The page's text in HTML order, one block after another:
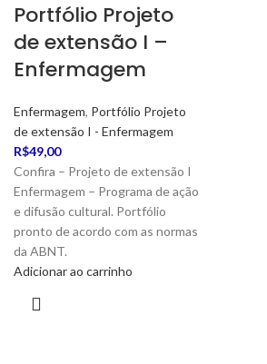
Portfólio Projeto
de extensão I –
Enfermagem
Enfermagem, Portfólio Projeto
de extensão I - Enfermagem
R$49,00
Confira – Projeto de extensão I
Enfermagem – Programa de ação
e difusão cultural. Portfólio
pronto de acordo com as normas
da ABNT.
Adicionar ao carrinho